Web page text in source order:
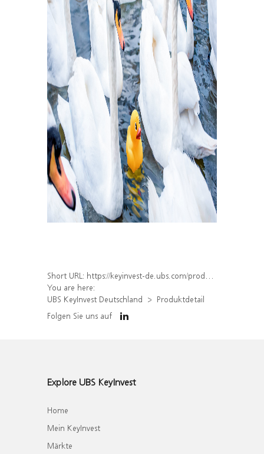
Short URL: https://keyinvest-de.ubs.com/produkt/detail/index/isin/DE000WA6L2P3
You are here:
UBS KeyInvest Deutschland
Produktdetail
Folgen Sie uns auf
Explore UBS KeyInvest
Home
Mein KeyInvest
Märkte